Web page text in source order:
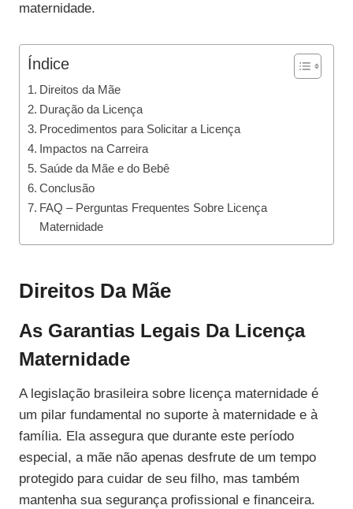
maternidade.
Índice
Direitos da Mãe
Duração da Licença
Procedimentos para Solicitar a Licença
Impactos na Carreira
Saúde da Mãe e do Bebê
Conclusão
FAQ – Perguntas Frequentes Sobre Licença
Maternidade
Direitos Da Mãe
As Garantias Legais Da Licença
Maternidade
A legislação brasileira sobre licença maternidade é
um pilar fundamental no suporte à maternidade e à
família. Ela assegura que durante este período
especial, a mãe não apenas desfrute de um tempo
protegido para cuidar de seu filho, mas também
mantenha sua segurança profissional e financeira.